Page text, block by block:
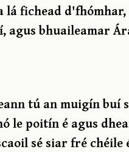
lá fichead
agus bhuaileamar
tú an muigín buí
le poitín é agus
sé siar fré